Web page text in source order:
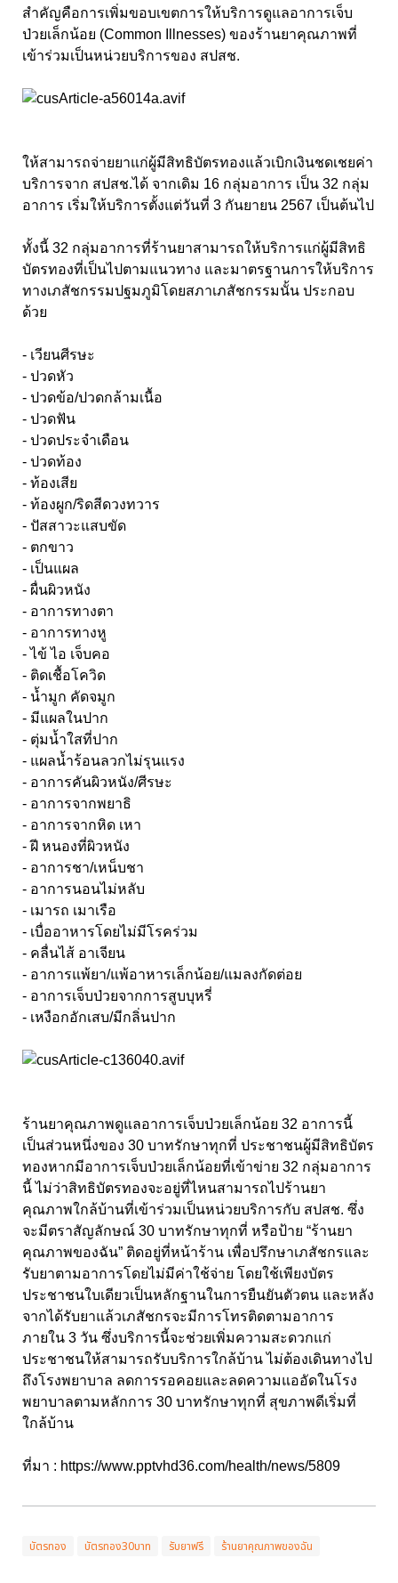
สำคัญคือการเพิ่มขอบเขตการให้บริการดูแลอาการเจ็บ
ป่วยเล็กน้อย (Common Illnesses) ของร้านยาคุณภาพที่
เข้าร่วมเป็นหน่วยบริการของ สปสช.
ให้สามารถจ่ายยาแก่ผู้มีสิทธิบัตรทองแล้วเบิกเงินชดเชยค่า
บริการจาก สปสช.ได้ จากเดิม 16 กลุ่มอาการ เป็น 32 กลุ่ม
อาการ เริ่มให้บริการตั้งแต่วันที่ 3 กันยายน 2567 เป็นต้นไป
ทั้งนี้ 32 กลุ่มอาการที่ร้านยาสามารถให้บริการแก่ผู้มีสิทธิ
บัตรทองที่เป็นไปตามแนวทาง และมาตรฐานการให้บริการ
ทางเภสัชกรรมปฐมภูมิโดยสภาเภสัชกรรมนั้น ประกอบ
ด้วย
- เวียนศีรษะ
- ปวดหัว
- ปวดข้อ/ปวดกล้ามเนื้อ
- ปวดฟัน
- ปวดประจำเดือน
- ปวดท้อง
- ท้องเสีย
- ท้องผูก/ริดสีดวงทวาร
- ปัสสาวะแสบขัด
- ตกขาว
- เป็นแผล
- ผื่นผิวหนัง
- อาการทางตา
- อาการทางหู
- ไข้ ไอ เจ็บคอ
- ติดเชื้อโควิด
- น้ำมูก คัดจมูก
- มีแผลในปาก
- ตุ่มน้ำใสที่ปาก
- แผลน้ำร้อนลวกไม่รุนแรง
- อาการคันผิวหนัง/ศีรษะ
- อาการจากพยาธิ
- อาการจากหิด เหา
- ฝี หนองที่ผิวหนัง
- อาการชา/เหน็บชา
- อาการนอนไม่หลับ
- เมารถ เมาเรือ
- เบื่ออาหารโดยไม่มีโรคร่วม
- คลื่นไส้ อาเจียน
- อาการแพ้ยา/แพ้อาหารเล็กน้อย/แมลงกัดต่อย
- อาการเจ็บป่วยจากการสูบบุหรี่
- เหงือกอักเสบ/มีกลิ่นปาก
ร้านยาคุณภาพดูแลอาการเจ็บป่วยเล็กน้อย 32 อาการนี้
เป็นส่วนหนึ่งของ 30 บาทรักษาทุกที่ ประชาชนผู้มีสิทธิบัตร
ทองหากมีอาการเจ็บป่วยเล็กน้อยที่เข้าข่าย 32 กลุ่มอาการ
นี้ ไม่ว่าสิทธิบัตรทองจะอยู่ที่ไหนสามารถไปร้านยา
คุณภาพใกล้บ้านที่เข้าร่วมเป็นหน่วยบริการกับ สปสช. ซึ่ง
จะมีตราสัญลักษณ์ 30 บาทรักษาทุกที่ หรือป้าย “ร้านยา
คุณภาพของฉัน” ติดอยู่ที่หน้าร้าน เพื่อปรึกษาเภสัชกรและ
รับยาตามอาการโดยไม่มีค่าใช้จ่าย โดยใช้เพียงบัตร
ประชาชนใบเดียวเป็นหลักฐานในการยืนยันตัวตน และหลัง
จากได้รับยาแล้วเภสัชกรจะมีการโทรติดตามอาการ
ภายใน 3 วัน ซึ่งบริการนี้จะช่วยเพิ่มความสะดวกแก่
ประชาชนให้สามารถรับบริการใกล้บ้าน ไม่ต้องเดินทางไป
ถึงโรงพยาบาล ลดการรอคอยและลดความแออัดในโรง
พยาบาลตามหลักการ 30 บาทรักษาทุกที่ สุขภาพดีเริ่มที่
ใกล้บ้าน
ที่มา : https://www.pptvhd36.com/health/news/5809
บัตรทอง บัตรทอง30บาท รับยาฟรี ร้านยาคุณภาพของฉัน